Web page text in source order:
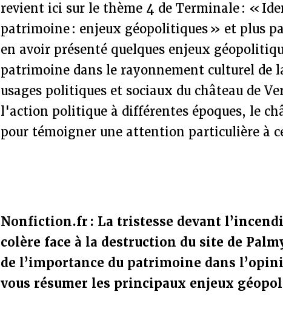
revient ici sur le thème 4 de Terminale : «
patrimoine : enjeux géopolitiques » et plus
en avoir présenté quelques enjeux
patrimoine dans le rayonnement culturel de
usages politiques et sociaux du château de
l'action politique à différentes époques, le
pour témoigner une attention particulière à
Nonfiction.fr : La tristesse devant
colère face à la destruction du site de
de l’importance du patrimoine dans
vous résumer les principaux enjeux